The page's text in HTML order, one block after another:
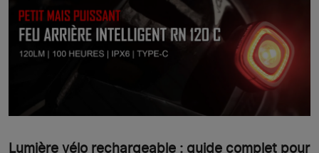
Lumière vélo rechargeable : guide complet pour